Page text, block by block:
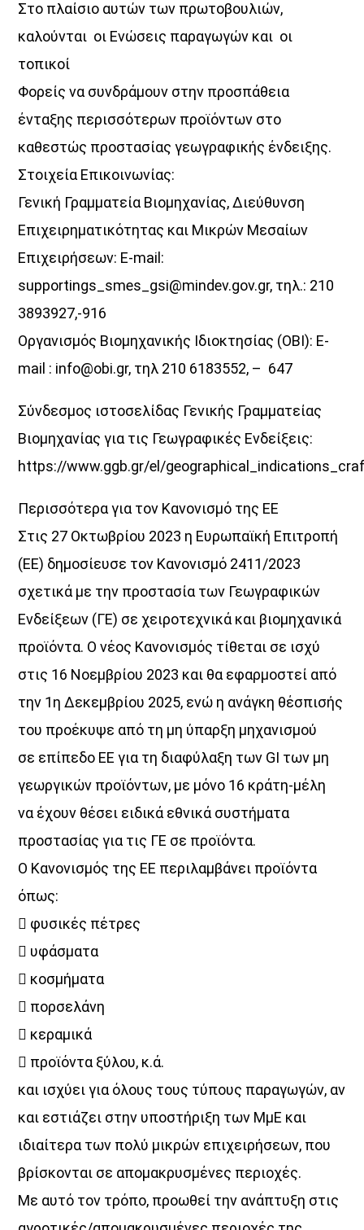
Στο πλαίσιο αυτών των πρωτοβουλιών,
καλούνται οι Ενώσεις παραγωγών και οι
τοπικοί
Φορείς να συνδράμουν στην προσπάθεια
ένταξης περισσότερων προϊόντων στο
καθεστώς προστασίας γεωγραφικής ένδειξης.
Στοιχεία Επικοινωνίας:
Γενική Γραμματεία Βιομηχανίας, Διεύθυνση
Επιχειρηματικότητας και Μικρών Μεσαίων
Επιχειρήσεων: E-mail:
supportings_smes_gsi@mindev.gov.gr, τηλ.: 210
3893927,-916
Οργανισμός Βιομηχανικής Ιδιοκτησίας (ΟΒΙ): Ε-
mail : info@obi.gr, τηλ 210 6183552, – 647
Σύνδεσμος ιστοσελίδας Γενικής Γραμματείας
Βιομηχανίας για τις Γεωγραφικές Ενδείξεις:
https://www.ggb.gr/el/
Περισσότερα για τον Κανονισμό της ΕΕ
Στις 27 Οκτωβρίου 2023 η Ευρωπαϊκή Επιτροπή
(ΕΕ) δημοσίευσε τον Κανονισμό 2411/2023
σχετικά με την προστασία των Γεωγραφικών
Ενδείξεων (ΓΕ) σε χειροτεχνικά και βιομηχανικά
προϊόντα. Ο νέος Κανονισμός τίθεται σε ισχύ
στις 16 Νοεμβρίου 2023 και θα εφαρμοστεί από
την 1η Δεκεμβρίου 2025, ενώ η ανάγκη θέσπισής
του προέκυψε από τη μη ύπαρξη μηχανισμού
σε επίπεδο ΕΕ για τη διαφύλαξη των GI των μη
γεωργικών προϊόντων, με μόνο 16 κράτη-μέλη
να έχουν θέσει ειδικά εθνικά συστήματα
προστασίας για τις ΓΕ σε προϊόντα.
Ο Κανονισμός της ΕΕ περιλαμβάνει προϊόντα
όπως:
 φυσικές πέτρες
 υφάσματα
 κοσμήματα
 πορσελάνη
 κεραμικά
 προϊόντα ξύλου, κ.ά.
και ισχύει για όλους τους τύπους παραγωγών, αν
και εστιάζει στην υποστήριξη των ΜμΕ και
ιδιαίτερα των πολύ μικρών επιχειρήσεων, που
βρίσκονται σε απομακρυσμένες περιοχές.
Με αυτό τον τρόπο, προωθεί την ανάπτυξη στις